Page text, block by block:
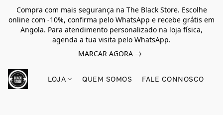
Compra com mais segurança na The Black Store. Escolhe
online com -10%, confirma pelo WhatsApp e recebe grátis em
Angola. Para atendimento personalizado na loja física,
agenda a tua visita pelo WhatsApp.
MARCAR AGORA
LOJA QUEM SOMOS FALE CONNOSCO